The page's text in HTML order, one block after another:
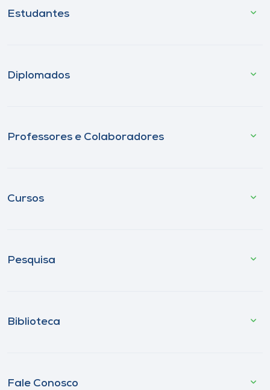
Estudantes
Diplomados
Professores e Colaboradores
Cursos
Pesquisa
Biblioteca
Fale Conosco